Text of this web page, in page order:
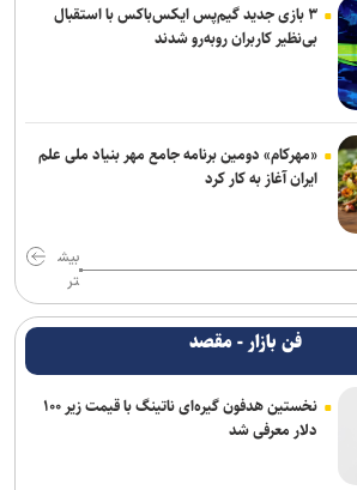
۳ بازی جدید گیم‌پس ایکس‌باکس با استقبال
بی‌نظیر کاربران روبه‌رو شدند
«مهرکام» دومین برنامه جامع مهر بنیاد ملی علم
ایران آغاز به کار کرد
بیش
تر
فن بازار - مقصد
نخستین هدفون گیره‌ای ناتینگ با قیمت زیر ۱۰۰
دلار معرفی شد